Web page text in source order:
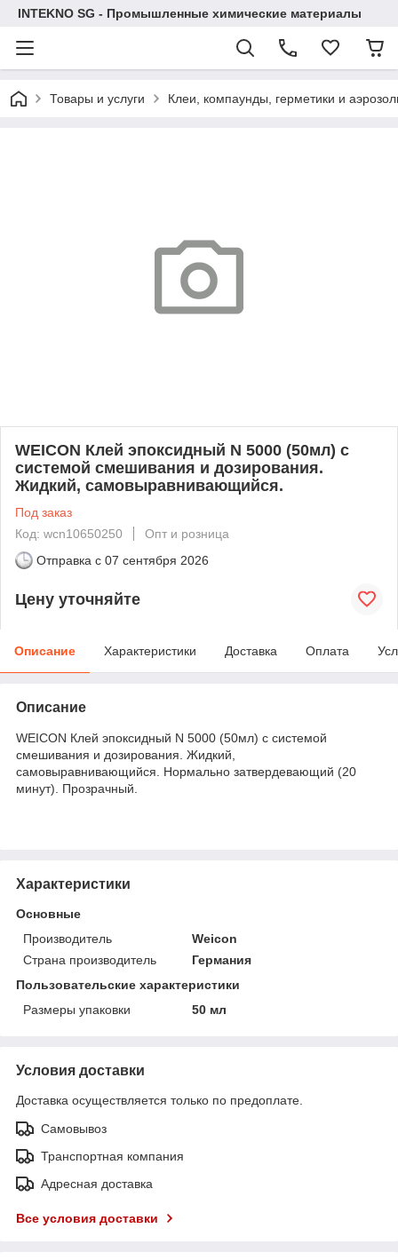
INTEKNO SG - Промышленные химические материалы
Товары и услуги Клеи, компаунды, герметики и
WEICON Клей эпоксидный N 5000 (50мл) с
системой смешивания и дозирования.
Жидкий, самовыравнивающийся.
Под заказ
Код: wcn10650250
Опт и розница
Отправка с 07 сентября 2026
Цену уточняйте
Описание Характеристики Доставка Оплата
Описание
WEICON Клей эпоксидный N 5000 (50мл) с системой
смешивания и дозирования. Жидкий,
самовыравнивающийся. Нормально затвердевающий (20
минут). Прозрачный.
Характеристики
Основные
Производитель
Weicon
Страна производитель
Германия
Пользовательские характеристики
Размеры упаковки
50 мл
Условия доставки
Доставка осуществляется только по предоплате.
Самовывоз
Транспортная компания
Адресная доставка
Все условия доставки